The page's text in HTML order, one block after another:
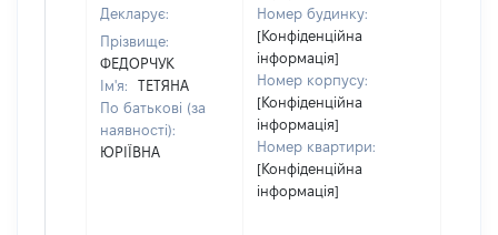
Декларує:
Прізвище:
ФЕДОРЧУК
Ім'я:
ТЕТЯНА
По батькові (за
наявності):
ЮРІЇВНА
Номер будинку:
[Конфіденційна
інформація]
Номер корпусу:
[Конфіденційна
інформація]
Номер квартири:
[Конфіденційна
інформація]